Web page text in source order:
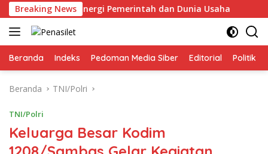
Langsung
ke
konten
Breaking News
Lewat Sinergi Pemerintah dan Dunia Usaha
Beranda Indeks Pedoman Media Siber Editorial Politik
Beranda TNI/Polri
TNI/Polri
Keluarga Besar Kodim